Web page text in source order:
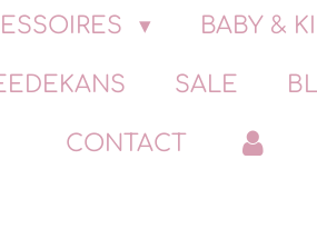
BABY &
SALE
CONTACT